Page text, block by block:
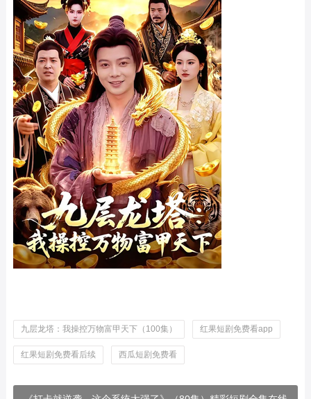
九层龙塔：我操控万物富甲天下（100集） 红果短剧免费看app
红果短剧免费看后续 西瓜短剧免费看